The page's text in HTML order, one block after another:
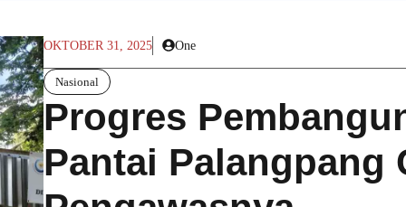
OKTOBER 31, 2025 One
Nasional
Progres
Pantai Palangpang